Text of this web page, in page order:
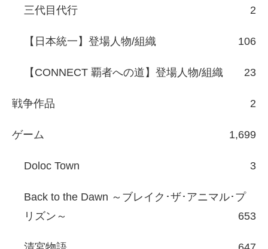
三代目代行 2
【日本統一】登場人物/組織 106
【CONNECT 覇者への道】登場人物/組織 23
戦争作品 2
ゲーム 1,699
Doloc Town 3
Back to the Dawn ～ブレイク･ザ･アニマル･プ
リズン～
653